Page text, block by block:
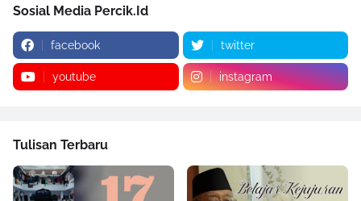
Sosial Media Percik.Id
facebook twitter
youtube instagram
Tulisan Terbaru